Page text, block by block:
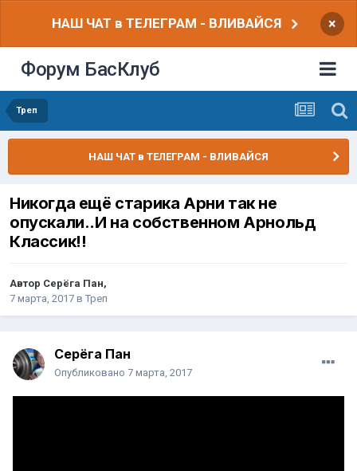
НАШ ЧАТ в ТЕЛЕГРАМ - ВЛИВАЙСЯ ×
Форум БасКлуб
Треп
НАШ ЧАТ в ТЕЛЕГРАМ - ВЛИВАЙСЯ
Никогда ещё старика Арни так не
опускали..И на собственном Арнольд
Классик!!
Автор Серёга Пан,
7 марта, 2017 в Треп
Серёга Пан
Опубликовано 7 марта, 2017